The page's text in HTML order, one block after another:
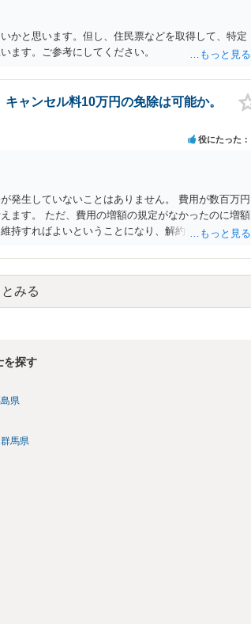
かと思います。但し、住民票などを取得して、特定
ます。ご参考にしてください。
ャンセル料10万円の免除は可能か。
役にたった
発生していないことはありません。 費用が数百万円
ます。 ただ、費用の増額の規定がなかったのに増額
持すればよいということになり、解約するのは理由
みる
を探す
県
群馬県